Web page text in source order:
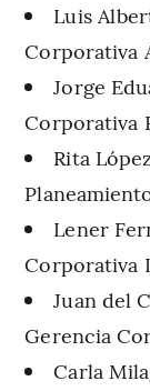
Luis
Corporativa
Jorge
Corporativa
Rita
Lener
Corporativa
Juan del
Gerencia
Carla